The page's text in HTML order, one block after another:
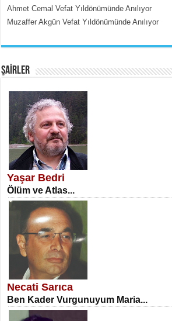
SATILMIŞ ÜMİT ÇETİNKAYA
Erkenlik...
NECLA DİLEK ARSLAN
Öğretmenler Günü Mahkemesi...
Ahmet Cemal Vefat Yıldönümünde Anılıyor
Muzaffer Akgün Vefat Yıldönümünde Anılıyor
ŞAİRLER
Yaşar Bedri
Ölüm ve Atlas...
Necati Sarıca
Ben Kader Vurgunuyum Maria...